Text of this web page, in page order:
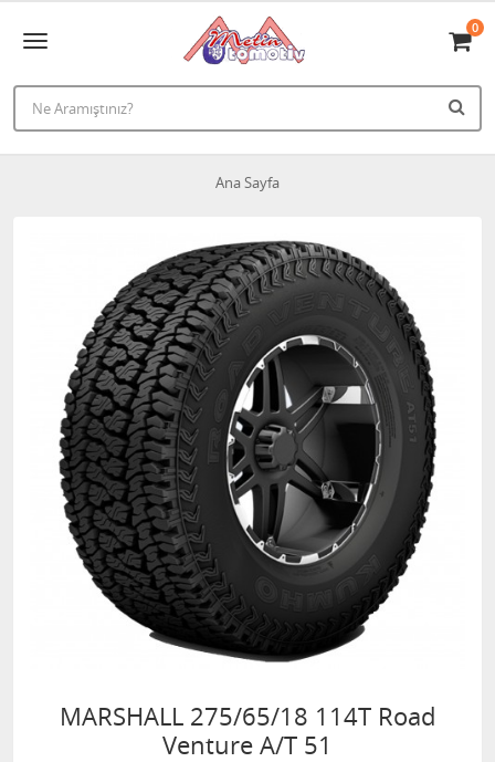
0
Ana Sayfa
MARSHALL 275/65/18 114T Road
Venture A/T 51